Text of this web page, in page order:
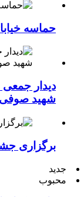
حماسه
دیدار جمعی
شهید صوفی
برگزاری
جدید
محبوب